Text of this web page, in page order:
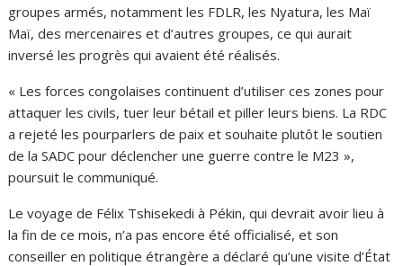
groupes armés, notamment les FDLR, les Nyatura, les Maï
Maï, des mercenaires et d’autres groupes, ce qui aurait
inversé les progrès qui avaient été réalisés.
« Les forces congolaises continuent d’utiliser ces zones pour
attaquer les civils, tuer leur bétail et piller leurs biens. La RDC
a rejeté les pourparlers de paix et souhaite plutôt le soutien
de la SADC pour déclencher une guerre contre le M23 »,
poursuit le communiqué.
Le voyage de Félix Tshisekedi à Pékin, qui devrait avoir lieu à
la fin de ce mois, n’a pas encore été officialisé, et son
conseiller en politique étrangère a déclaré qu’une visite d’État